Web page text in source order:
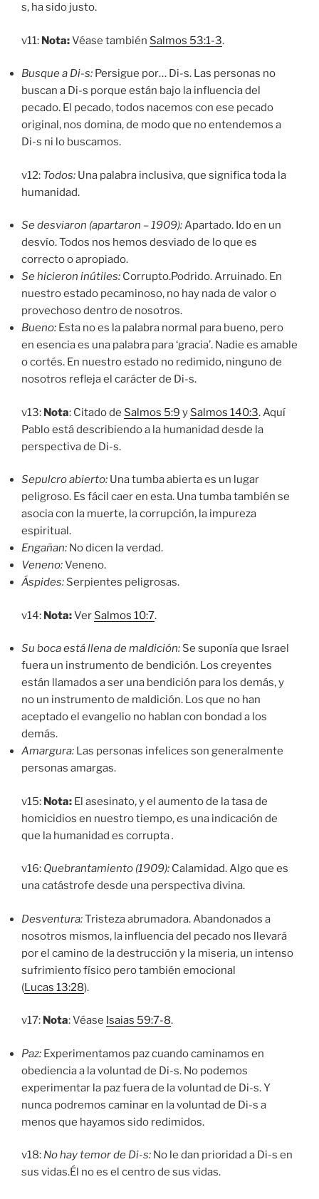
s, ha sido justo.
v11: Nota:Véase también Salmos 53:1-3.
Busque a Di-s: Persigue por… Di-s. Las personas no
buscan a Di-s porque están bajo la influencia del
pecado. El pecado, todos nacemos con ese pecado
original, nos domina, de modo que no entendemos a
Di-s ni lo buscamos.
v12: Todos: Una palabra inclusiva, que significa toda la
humanidad.
Se desviaron (apartaron – 1909):Apartado. Ido en un
desvío. Todos nos hemos desviado de lo que es
correcto o apropiado.
Se hicieron inútiles: Corrupto.Podrido. Arruinado. En
nuestro estado pecaminoso, no hay nada de valor o
provechoso dentro de nosotros.
Bueno: Esta no es la palabra normal para bueno, pero
en esencia es una palabra para ‘gracia’. Nadie es amable
o cortés. En nuestro estado no redimido, ninguno de
nosotros refleja el carácter de Di-s.
v13: Nota: Citado de Salmos 5:9 y Salmos 140:3. Aquí
Pablo está describiendo a la humanidad desde la
perspectiva de Di-s.
Sepulcro abierto: Una tumba abierta es un lugar
peligroso. Es fácil caer en esta. Una tumba también se
asocia con la muerte, la corrupción, la impureza
espiritual.
Engañan: No dicen la verdad.
Veneno:Veneno.
Áspides: Serpientes peligrosas.
v14: Nota:Ver Salmos 10:7.
Su boca está llena de maldición: Se suponía que Israel
fuera un instrumento de bendición. Los creyentes
están llamados a ser una bendición para los demás, y
no un instrumento de maldición. Los que no han
aceptado el evangelio no hablan con bondad a los
demás.
Amargura: Las personas infelices son generalmente
personas amargas.
v15: Nota: El asesinato, y el aumento de la tasa de
homicidios en nuestro tiempo, es una indicación de
que la humanidad es corrupta.
v16: Quebrantamiento (1909): Calamidad. Algo que es
una catástrofe desde una perspectiva divina.
Desventura:Tristeza abrumadora. Abandonados a
nosotros mismos, la influencia del pecado nos llevará
por el camino de la destrucción y la miseria, un intenso
sufrimiento físico pero también emocional
(Lucas 13:28).
v17: Nota: Véase Isaias 59:7-8.
Paz: Experimentamos paz cuando caminamos en
obediencia a la voluntad de Di-s. No podemos
experimentar la paz fuera de la voluntad de Di-s. Y
nunca podremos caminar en la voluntad de Di-s a
menos que hayamos sido redimidos.
v18: No hay temor de Di-s: No le dan prioridad a Di-s en
sus vidas.Él no es el centro de sus vidas.